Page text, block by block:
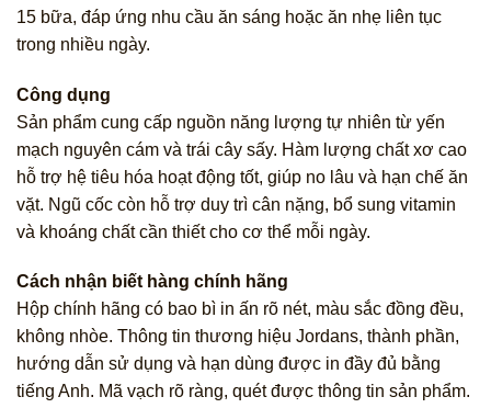
15 bữa, đáp ứng nhu cầu ăn sáng hoặc ăn nhẹ liên tục
trong nhiều ngày.
Công dụng
Sản phẩm cung cấp nguồn năng lượng tự nhiên từ yến
mạch nguyên cám và trái cây sấy. Hàm lượng chất xơ cao
hỗ trợ hệ tiêu hóa hoạt động tốt, giúp no lâu và hạn chế ăn
vặt. Ngũ cốc còn hỗ trợ duy trì cân nặng, bổ sung vitamin
và khoáng chất cần thiết cho cơ thể mỗi ngày.
Cách nhận biết hàng chính hãng
Hộp chính hãng có bao bì in ấn rõ nét, màu sắc đồng đều,
không nhòe. Thông tin thương hiệu Jordans, thành phần,
hướng dẫn sử dụng và hạn dùng được in đầy đủ bằng
tiếng Anh. Mã vạch rõ ràng, quét được thông tin sản phẩm.